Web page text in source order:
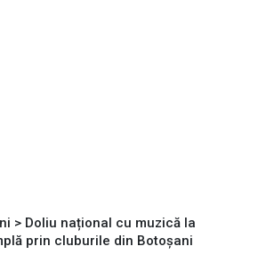
> Doliu național cu muzică la
prin cluburile din Botoșani